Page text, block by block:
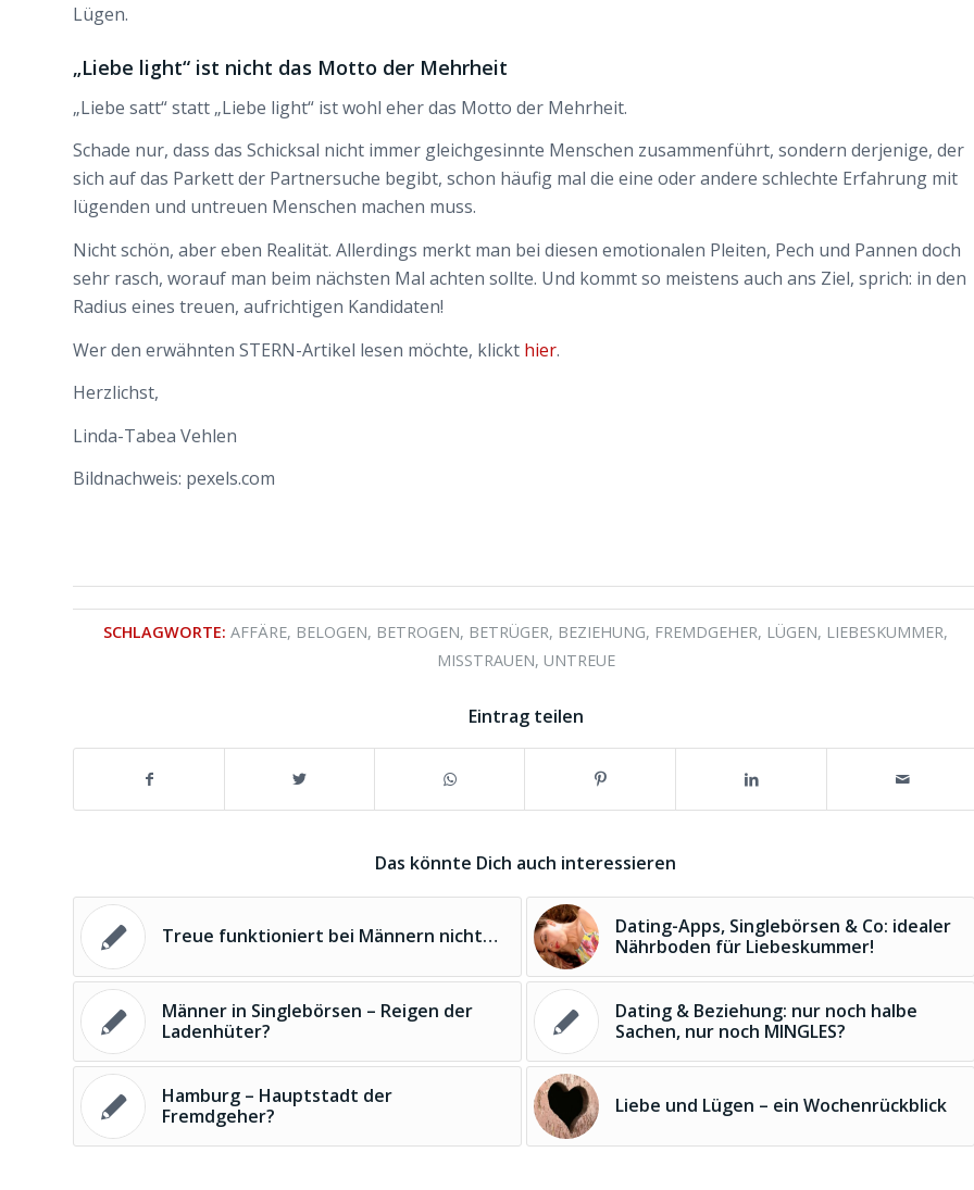
Lügen.
„Liebe light“ ist nicht das Motto der Mehrheit
„Liebe satt“ statt „Liebe light“ ist wohl eher das Motto der Mehrheit.
Schade nur, dass das Schicksal nicht immer gleichgesinnte Menschen zusammenführt, sondern derjenige, der
sich auf das Parkett der Partnersuche begibt, schon häufig mal die eine oder andere schlechte Erfahrung mit
lügenden und untreuen Menschen machen muss.
Nicht schön, aber eben Realität. Allerdings merkt man bei diesen emotionalen Pleiten, Pech und Pannen doch
sehr rasch, worauf man beim nächsten Mal achten sollte. Und kommt so meistens auch ans Ziel, sprich: in den
Radius eines treuen, aufrichtigen Kandidaten!
Wer den erwähnten STERN-Artikel lesen möchte, klickt hier.
Herzlichst,
Linda-Tabea Vehlen
Bildnachweis: pexels.com
SCHLAGWORTE: AFFÄRE, BELOGEN, BETROGEN, BETRÜGER, BEZIEHUNG, FREMDGEHER, LÜGEN, LIEBESKUMMER,
MISSTRAUEN
, UNTREUE
Eintrag teilen
Das könnte Dich auch interessieren
Treue funktioniert bei Männern nicht…
Dating-Apps, Singlebörsen & Co: idealer
Nährboden für Liebeskummer!
Männer in Singlebörsen – Reigen der
Ladenhüter?
Dating & Beziehung: nur noch halbe
Sachen, nur noch MINGLES?
Hamburg – Hauptstadt der
Fremdgeher?
Liebe und Lügen – ein Wochenrückblick